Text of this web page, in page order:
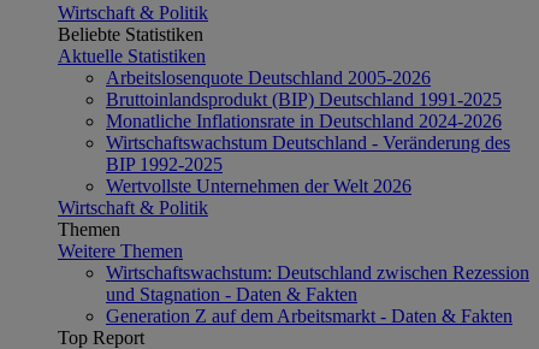
Wirtschaft & Politik
Beliebte Statistiken
Aktuelle Statistiken
Arbeitslosenquote Deutschland 2005-2026
Bruttoinlandsprodukt (BIP) Deutschland 1991-2025
Monatliche Inflationsrate in Deutschland 2024-2026
Wirtschaftswachstum Deutschland - Veränderung des
BIP 1992-2025
Wertvollste Unternehmen der Welt 2026
Wirtschaft & Politik
Themen
Weitere Themen
Wirtschaftswachstum: Deutschland zwischen Rezession
und Stagnation - Daten & Fakten
Generation Z auf dem Arbeitsmarkt - Daten & Fakten
Top Report